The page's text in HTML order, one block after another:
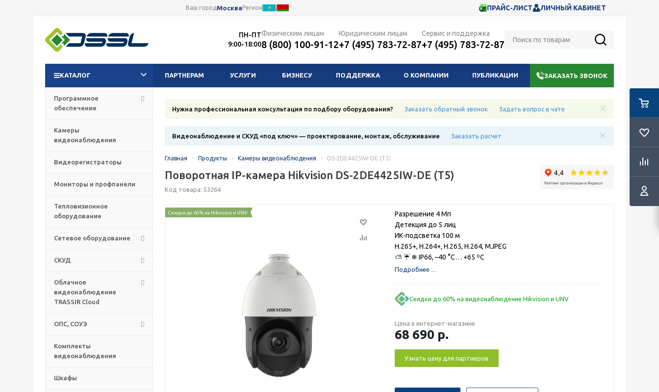
Ваш городМоскваРегион ПРАЙС-ЛИСТ ЛИЧНЫЙ КАБИНЕТ
ПН-ПТ
9:00-18:00
Физическим лицам
8 (800) 100-91-12
Юридическим лицам
+7 (495) 783-72-87
Сервис и поддержка
+7 (495) 783-72-87
КАТАЛОГ ПАРТНЕРАМ УСЛУГИ БИЗНЕСУ ПОДДЕРЖКА О КОМПАНИИ ПУБЛИКАЦИИ ЗАКАЗАТЬ ЗВОНОК
Программное
обеспечение
Камеры
видеонаблюдения
Видеорегистраторы
Мониторы и профпанели
Тепловизионное
оборудование
Сетевое оборудование
СКУД
Облачное
видеонаблюдение
TRASSIR Cloud
ОПС, СОУЭ
Комплекты
видеонаблюдения
Шкафы
Нужна профессиональная консультация по подбору оборудования? Заказать обратный звонок Задать вопрос в чате
Видеонаблюдение и СКУД «под ключ» — проектирование, монтаж, обслуживание Заказать расчет
Главная - Продукты - Камеры видеонаблюдения - DS-2DE4425IW-DE (T5)
Поворотная IP-камера Hikvision DS-2DE4425IW-DE (T5)
Код товара: 53264
Скидки до 60% на Hikvision и UNV
Разрешение 4 Мп
Детекция до 5 лиц
ИК-подсветка 100 м
H.265+, H.264+, H.265, H.264, MJPEG
⛅ ☔ ❄ IP66, –40 °C… +65 ºС
Подробнее
Скидки до 60% на видеонаблюдение Hikvision и UNV
Цена в интернет-магазине
68 690 р.
Узнать цену для партнеров